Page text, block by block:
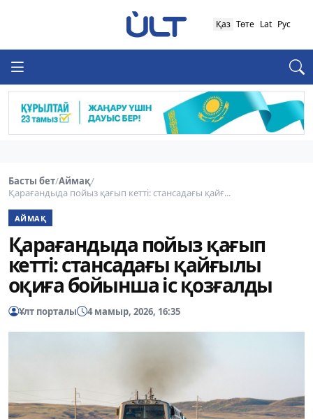
Қаз Төте Lat Рус
Басты бет/Аймақ/
Қарағандыда пойыз қағып кетті: стансадағы қайғ...
АЙМАҚ
Қарағандыда пойыз қағып
кетті: стансадағы қайғылы
оқиға бойынша іс қозғалды
Ұлт порталы 4 мамыр, 2026, 16:35